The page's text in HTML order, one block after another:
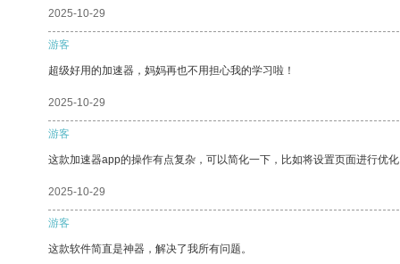
2025-10-29
游客
超级好用的加速器，妈妈再也不用担心我的学习啦！
2025-10-29
游客
这款加速器app的操作有点复杂，可以简化一下，比如将设置页面进行优
2025-10-29
游客
这款软件简直是神器，解决了我所有问题。